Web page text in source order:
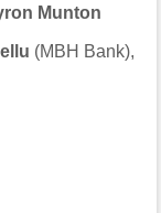
Munton
(MBH Bank),